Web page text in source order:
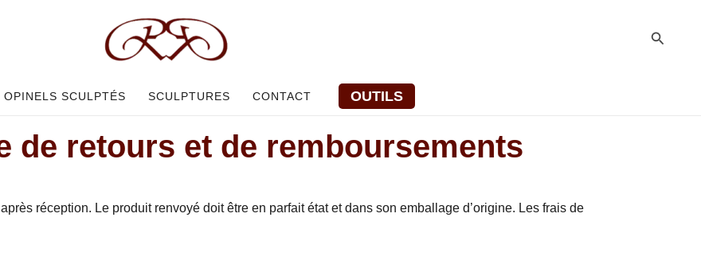
OPINELS SCULPTÉS SCULPTURES CONTACT OUTILS
de retours et de remboursements
réception. Le produit renvoyé doit être en parfait état et dans son emballage d’origine. Les frais de